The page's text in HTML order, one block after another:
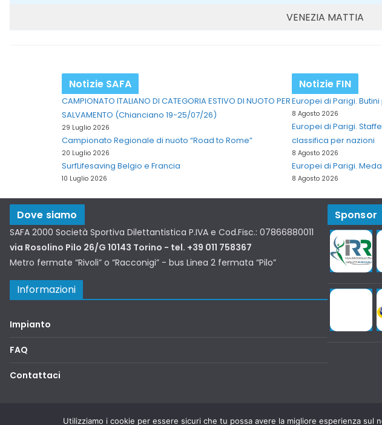
VENEZIA MATTIA
Notizie SAFA
CAMPIONATO ITALIANO DI CATEGORIA ESTIVO DI NUOTO PER
SALVAMENTO (Chianciano 19-25/07/26)
29 Luglio 2026
Campionato Regionale di nuoto “Road to Rome”
20 Luglio 2026
SurfLifesaving Belgio e Francia
10 Luglio 2026
Notizie FIN
Europei di Parigi.
8 Agosto 2026
Europei di Parigi.
classifica per nazioni
8 Agosto 2026
Europei di Parigi.
8 Agosto 2026
Dove siamo
SAFA 2000 Società Sportiva Dilettantistica P.IVA e Cod.Fisc.: 07866880011
via Rosolino Pilo 26/G 10143 Torino - tel. +39 011 758367
Metro fermate “Rivoli” o “Racconigi” - bus Linea 2 fermata “Pilo”
Informazioni
Impianto
FAQ
Contattaci
Sponsor
Copyright © 2026SAFA2000. Tutti i diritti riservati.
Utilizziamo i cookie per essere sicuri che tu possa avere la migliore esperienza